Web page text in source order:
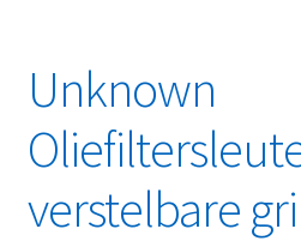
Privacybeleid
Retourbeleid
Videos
Unknown
verstelbare